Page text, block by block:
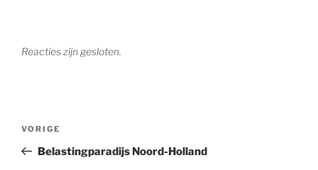
Reacties zijn gesloten.
Vorig
bericht
VORIGE
Belastingparadijs Noord-Holland